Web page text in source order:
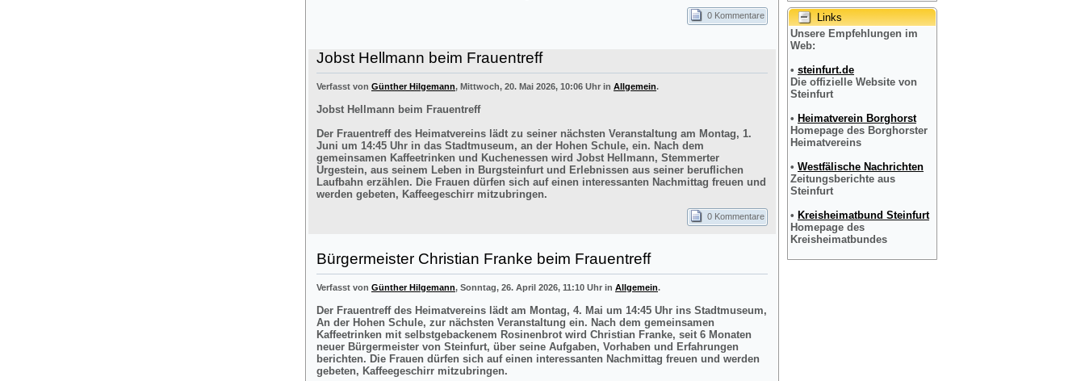
0 Kommentare
Jobst Hellmann beim Frauentreff
Verfasst von Günther Hilgemann, Mittwoch, 20. Mai 2026, 10:06 Uhr in Allgemein.
Jobst Hellmann beim Frauentreff
Der Frauentreff des Heimatvereins lädt zu seiner nächsten Veranstaltung am Montag, 1.
Juni um 14:45 Uhr in das Stadtmuseum, an der Hohen Schule, ein. Nach dem
gemeinsamen Kaffeetrinken und Kuchenessen wird Jobst Hellmann, Stemmerter
Urgestein, aus seinem Leben in Burgsteinfurt und Erlebnissen aus seiner beruflichen
Laufbahn erzählen. Die Frauen dürfen sich auf einen interessanten Nachmittag freuen und
werden gebeten, Kaffeegeschirr mitzubringen.
0 Kommentare
Bürgermeister Christian Franke beim Frauentreff
Verfasst von Günther Hilgemann, Sonntag, 26. April 2026, 11:10 Uhr in Allgemein.
Der Frauentreff des Heimatvereins lädt am Montag, 4. Mai um 14:45 Uhr ins Stadtmuseum,
An der Hohen Schule, zur nächsten Veranstaltung ein. Nach dem gemeinsamen
Kaffeetrinken mit selbstgebackenem Rosinenbrot wird Christian Franke, seit 6 Monaten
neuer Bürgermeister von Steinfurt, über seine Aufgaben, Vorhaben und Erfahrungen
berichten. Die Frauen dürfen sich auf einen interessanten Nachmittag freuen und werden
gebeten, Kaffeegeschirr mitzubringen.
Links
Unsere Empfehlungen im
Web:
• steinfurt.de
Die offizielle Website von
Steinfurt
• Heimatverein Borghorst
Homepage des Borghorster
Heimatvereins
• Westfälische Nachrichten
Zeitungsberichte aus
Steinfurt
• Kreisheimatbund Steinfurt
Homepage des
Kreisheimatbundes